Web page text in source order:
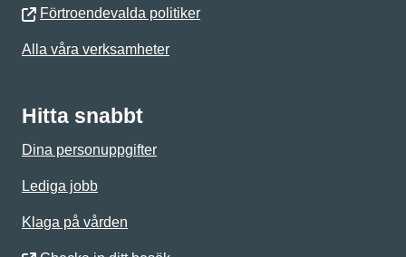
Förtroendevalda politiker
Alla våra verksamheter
Hitta snabbt
Dina personuppgifter
Lediga jobb
Klaga på vården